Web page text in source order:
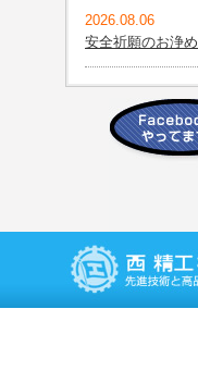
2026.08.06
安全祈願のお浄